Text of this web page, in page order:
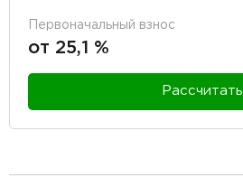
Первоначальный взнос
от 25,1 %
Рассчитать